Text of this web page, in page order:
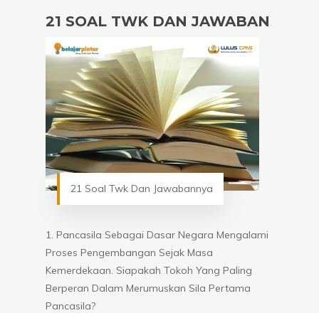
21 SOAL TWK DAN JAWABAN
21 Soal Twk Dan Jawabannya
1. Pancasila Sebagai Dasar Negara Mengalami
Proses Pengembangan Sejak Masa
Kemerdekaan. Siapakah Tokoh Yang Paling
Berperan Dalam Merumuskan Sila Pertama
Pancasila?